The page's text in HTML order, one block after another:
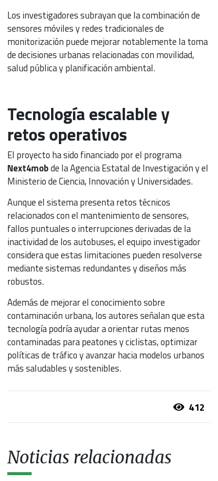
Los investigadores subrayan que la combinación de
sensores móviles y redes tradicionales de
monitorización puede mejorar notablemente la toma
de decisiones urbanas relacionadas con movilidad,
salud pública y planificación ambiental.
Tecnología escalable y
retos operativos
El proyecto ha sido financiado por el programa
Next4mobde la Agencia Estatal de Investigación y el
Ministerio de Ciencia, Innovación y Universidades.
Aunque el sistema presenta retos técnicos
relacionados con el mantenimiento de sensores,
fallos puntuales o interrupciones derivadas de la
inactividad de los autobuses, el equipo investigador
considera que estas limitaciones pueden resolverse
mediante sistemas redundantes y diseños más
robustos.
Además de mejorar el conocimiento sobre
contaminación urbana, los autores señalan que esta
tecnología podría ayudar a orientar rutas menos
contaminadas para peatones y ciclistas, optimizar
políticas de tráfico y avanzar hacia modelos urbanos
más saludables y sostenibles.
412
Noticias relacionadas